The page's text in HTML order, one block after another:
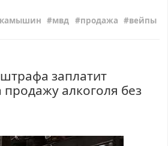
мвд продажа вейпы
заплатит
продажу алкоголя без